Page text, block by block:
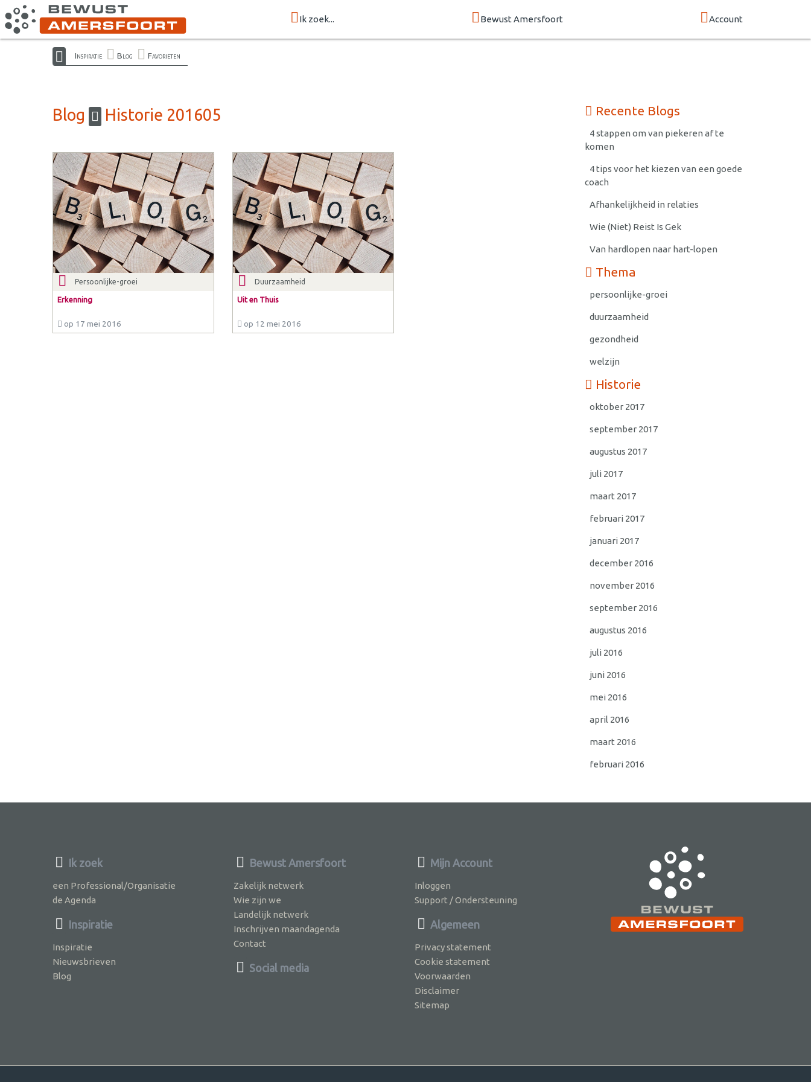
Ik zoek... Bewust Amersfoort Account
Inspiratie Blog Favorieten
Blog Historie 201605
Persoonlijke-groei
Erkenning
op 17 mei 2016
Duurzaamheid
Uit en Thuis
op 12 mei 2016
Recente Blogs
4 stappen om van piekeren af te
komen
4 tips voor het kiezen van een goede
coach
Afhankelijkheid in relaties
Wie (Niet) Reist Is Gek
Van hardlopen naar hart-lopen
Thema
persoonlijke-groei
duurzaamheid
gezondheid
welzijn
Historie
oktober 2017
september 2017
augustus 2017
juli 2017
maart 2017
februari 2017
januari 2017
december 2016
november 2016
september 2016
augustus 2016
juli 2016
juni 2016
mei 2016
april 2016
maart 2016
februari 2016
Ik zoek
een Professional/Organisatie
de Agenda
Inspiratie
Inspiratie
Nieuwsbrieven
Blog
Bewust Amersfoort
Zakelijk netwerk
Wie zijn we
Landelijk netwerk
Inschrijven maandagenda
Contact
Social media
Mijn Account
Inloggen
Support / Ondersteuning
Algemeen
Privacy statement
Cookie statement
Voorwaarden
Disclaimer
Sitemap